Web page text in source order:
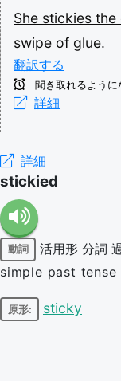
She stickies the
swipe of glue.
翻訳する
聞き取れるように
詳細
詳細
stickied
動詞 活用形 分詞
simple past
原形: sticky